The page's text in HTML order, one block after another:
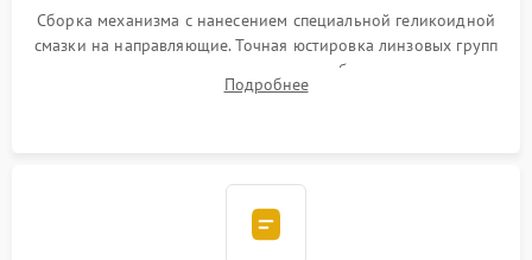
Сборка механизма с нанесением специальной геликоидной
смазки на направляющие. Точная юстировка линзовых групп
программным или механическим способом для устранения
бэк
Подробнее